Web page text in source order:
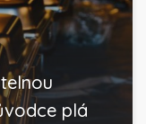
plá